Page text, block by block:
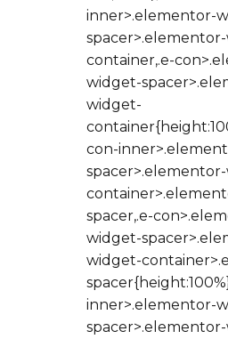
inner>.elementor-
container,.e-
widget-
widget-
con-
spacer,.e-
widget-
widget-
inner>.elementor-